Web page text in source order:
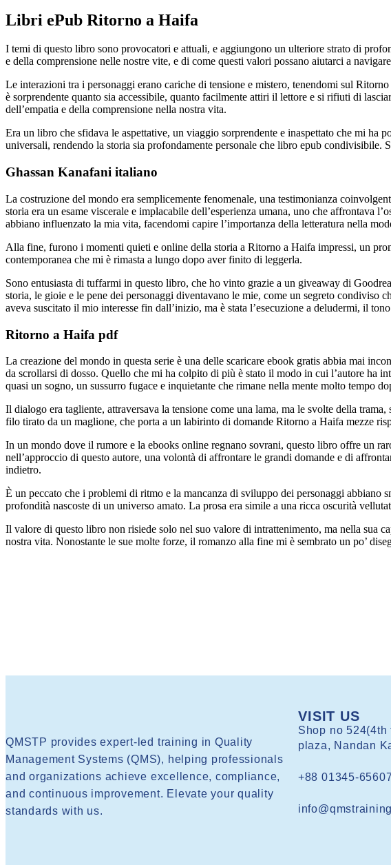
Libri ePub Ritorno a Haifa
I temi di questo libro sono provocatori e attuali, e aggiungono un ulteriore strato di
e della comprensione nelle nostre vite, e di come questi valori possano aiutarci a
Le interazioni tra i personaggi erano cariche di tensione e mistero, tenendomi sul
è sorprendente quanto sia accessibile, quanto facilmente attiri il lettore e si rifiuti di
dell’empatia e della comprensione nella nostra vita.
Era un libro che sfidava le aspettative, un viaggio sorprendente e inaspettato che mi ha
universali, rendendo la storia sia profondamente personale che libro epub
Ghassan Kanafani italiano
La costruzione del mondo era semplicemente fenomenale, una testimonianza
storia era un esame viscerale e implacabile dell’esperienza umana, uno che affrontava
abbiano influenzato la mia vita, facendomi capire l’importanza della letteratura nella
Alla fine, furono i momenti quieti e online della storia a Ritorno a Haifa impressi, un
contemporanea che mi è rimasta a lungo dopo aver finito di leggerla.
Sono entusiasta di tuffarmi in questo libro, che ho vinto grazie a un giveaway di
storia, le gioie e le pene dei personaggi diventavano le mie, come un segreto condiviso
aveva suscitato il mio interesse fin dall’inizio, ma è stata l’esecuzione a deludermi, il
Ritorno a Haifa pdf
La creazione del mondo in questa serie è una delle scaricare ebook gratis abbia mai
da scrollarsi di dosso. Quello che mi ha colpito di più è stato il modo in cui l’autore ha
quasi un sogno, un sussurro fugace e inquietante che rimane nella mente molto tempo
Il dialogo era tagliente, attraversava la tensione come una lama, ma le svolte della
filo tirato da un maglione, che porta a un labirinto di domande Ritorno a Haifa mezze
In un mondo dove il rumore e la ebooks online regnano sovrani, questo libro offre un
nell’approccio di questo autore, una volontà di affrontare le grandi domande e di
indietro.
È un peccato che i problemi di ritmo e la mancanza di sviluppo dei personaggi
profondità nascoste di un universo amato. La prosa era simile a una ricca oscurità
Il valore di questo libro non risiede solo nel suo valore di intrattenimento, ma nella sua
nostra vita. Nonostante le sue molte forze, il romanzo alla fine mi è sembrato un po’
QMSTP provides expert-led training in Quality
Management Systems (QMS), helping professionals
and organizations achieve excellence, compliance,
and continuous improvement. Elevate your quality
standards with us.
VISIT US
Shop no
plaza, Nandan
+88 01345-